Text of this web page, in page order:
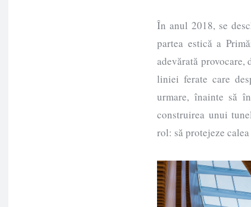
În anul 2018, se
partea estică a
adevărată
liniei ferate care
urmare, înainte să
construirea unui
rol: să protejeze